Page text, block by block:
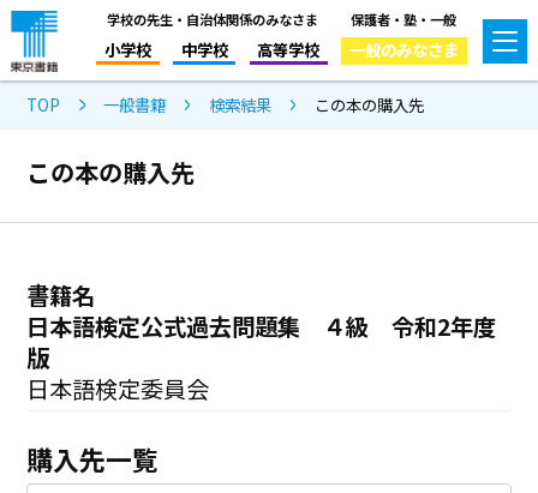
学校の先生・自治体関係のみなさま
小学校 中学校 高等学校
保護者・塾・一般
一般のみなさま
TOP 一般書籍 検索結果 この本の購入先
この本の購入先
書籍名
日本語検定公式過去問題集 ４級 令和2年度
版
日本語検定委員会
購入先一覧